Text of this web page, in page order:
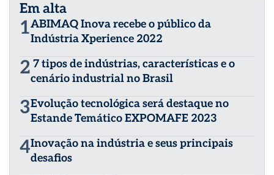
Em alta
1ABIMAQ Inova recebe o público da
Indústria Xperience 2022
2 7 tipos de indústrias, características e o
cenário industrial no Brasil
3Evolução tecnológica será destaque no
Estande Temático EXPOMAFE 2023
4Inovação na indústria e seus principais
desafios